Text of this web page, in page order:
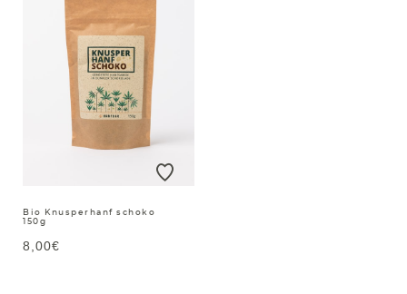
Bio Knusperhanf schoko
150g
8,00€